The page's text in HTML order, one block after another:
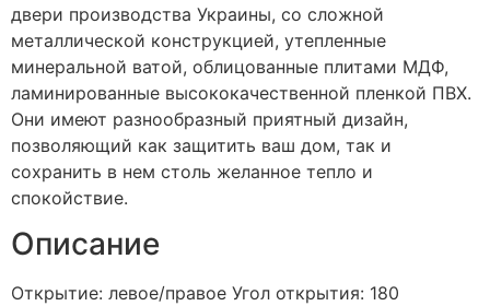
двери производства Украины, со сложной
металлической конструкцией, утепленные
минеральной ватой, облицованные плитами МДФ,
ламинированные высококачественной пленкой ПВХ.
Они имеют разнообразный приятный дизайн,
позволяющий как защитить ваш дом, так и
сохранить в нем столь желанное тепло и
спокойствие.
Описание
Открытие: левое/правое Угол открытия: 180